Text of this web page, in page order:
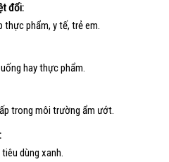
đối:
thực phẩm, y tế, trẻ em.
hay thực phẩm.
trong môi trường ẩm ướt.
dùng xanh.